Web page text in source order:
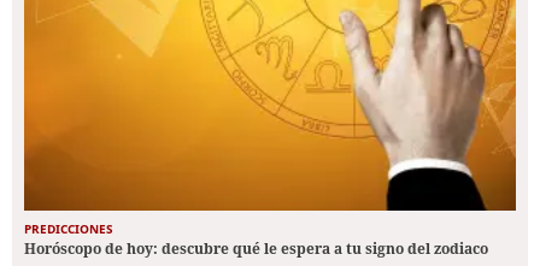
PREDICCIONES
Horóscopo de hoy: descubre qué le espera a tu signo del zodiaco